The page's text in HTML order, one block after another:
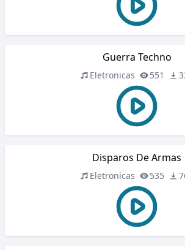
Guerra Techno
Eletronicas 551
Disparos De Armas
Eletronicas 535